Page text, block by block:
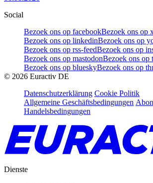
Social
Bezoek ons op facebookBezoek ons op
Bezoek ons op linkedinBezoek ons op
Bezoek ons op rss-feedBezoek ons op
Bezoek ons op mastodonBezoek ons op
Bezoek ons op blueskyBezoek ons op
© 2026 Euractiv DE
Datenschutzerklärung Cookie Politik
Allgemeine Geschäftsbedingungen
Handelsbedingungen
Dienste